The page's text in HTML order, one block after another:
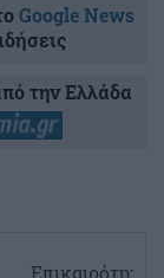
Google News
την Ελλάδα
Επικαιρότητα